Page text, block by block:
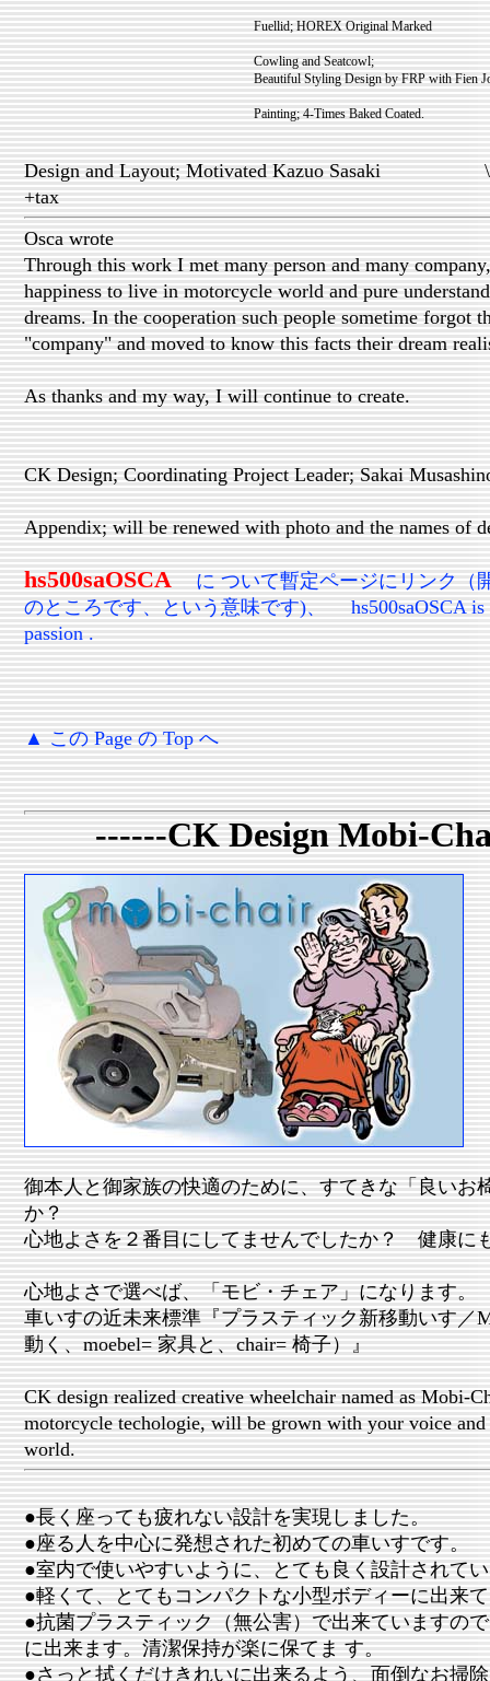
Fuellid; HOREX Original Marked
Cowling and Seatcowl;
Beautiful Styling Design by FRP with Fien
Painting; 4-Times Baked Coated.
Design and Layout; Motivated Kazuo Sasaki
+tax
Osca wrote
Through this work I met many person and many
happiness to live in motorcycle world and pure
dreams. In the cooperation such people sometime forgot
"company" and moved to know this facts their dream
As thanks and my way, I will continue to create.
CK Design; Coordinating Project Leader; Sakai
Appendix; will be renewed with photo and the names of
hs500saOSCA
に ついて暫定ページにリンク（
のところです、という意味です)、 hs500saOSCA is
passion .
▲ この Page の Top へ
------CK Design Mobi-
御本人と御家族の快適のために、すてきな「良いお
か？
心地よさを２番目にしてませんでしたか？ 健康に
心地よさで選べば、「モビ・チェア」になります。
車いすの近未来標準『プラスティック新移動いす／
動く、moebel= 家具と、chair= 椅子）』
CK design realized creative wheelchair named as Mobi-
motorcycle techologie, will be grown with your voice
world.
●長く座っても疲れない設計を実現しました。
●座る人を中心に発想された初めての車いすです。
●室内で使いやすいように、とても良く設計されて
●軽くて、とてもコンパクトな小型ボディーに出来
●抗菌プラスティック（無公害）で出来ていますの
に出来ます。清潔保持が楽に保てま す。
●さっと拭くだけきれいに出来るよう、面倒なお掃